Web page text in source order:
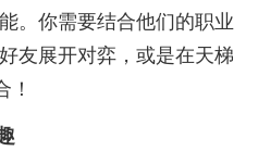
。你需要结合他们的职业
友展开对弈，或是在天梯
！